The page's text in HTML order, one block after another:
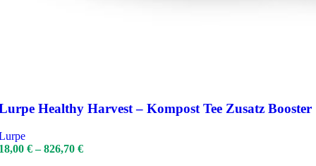
Healthy Harvest – Kompost Tee Zusatz Booster
€–826,70 €